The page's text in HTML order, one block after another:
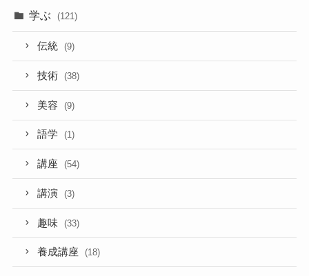
学ぶ (121)
伝統 (9)
技術 (38)
美容 (9)
語学 (1)
講座 (54)
講演 (3)
趣味 (33)
養成講座 (18)